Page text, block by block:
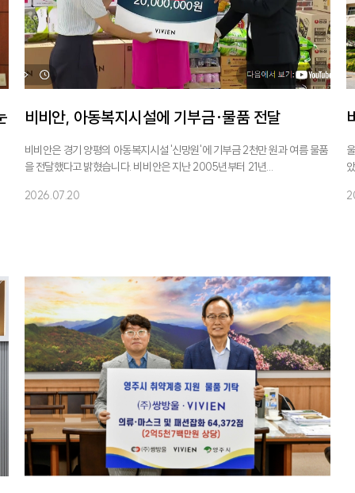
비비안, 아동복지시설에 기부금·물품 전달
비비안은 경기 양평의 아동복지시설 '신망원'에 기부금 2천만 원과 여름 물품
을 전달했다고 밝혔습니다. 비비안은 지난 2005년부터 21년...
2026.07.20